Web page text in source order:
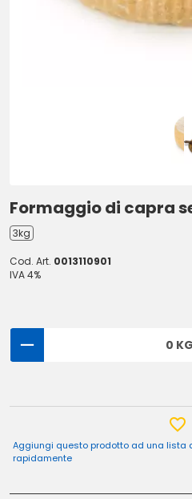
Formaggio di capra
3kg
Cod. Art. 0013110901
IVA 4%
0 KG
Aggiungi questo prodotto ad una lista
rapidamente